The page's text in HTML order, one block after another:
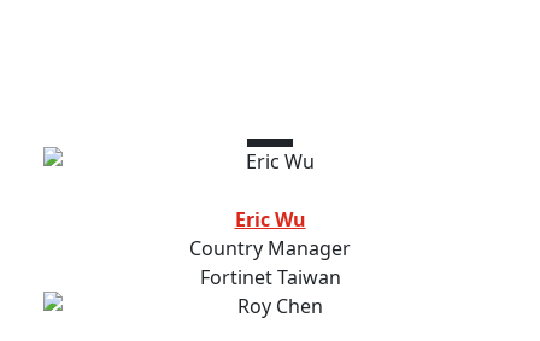
Eric Wu
Country Manager
Fortinet Taiwan